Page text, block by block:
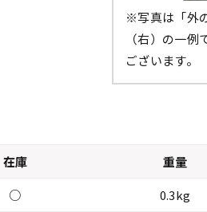
※写真は「外
（右）の一
ございます。
在庫 重量
○ 0.3kg